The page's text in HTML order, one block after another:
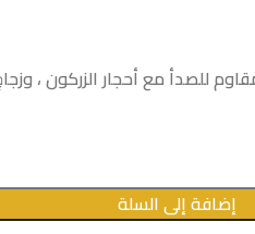
للصدأ مع أحجار الزركون ،
إضافة إلى السلة